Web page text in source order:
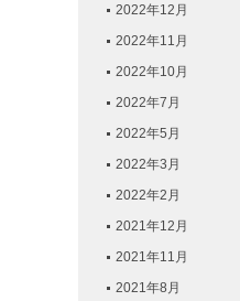
2022年12月
2022年11月
2022年10月
2022年7月
2022年5月
2022年3月
2022年2月
2021年12月
2021年11月
2021年8月